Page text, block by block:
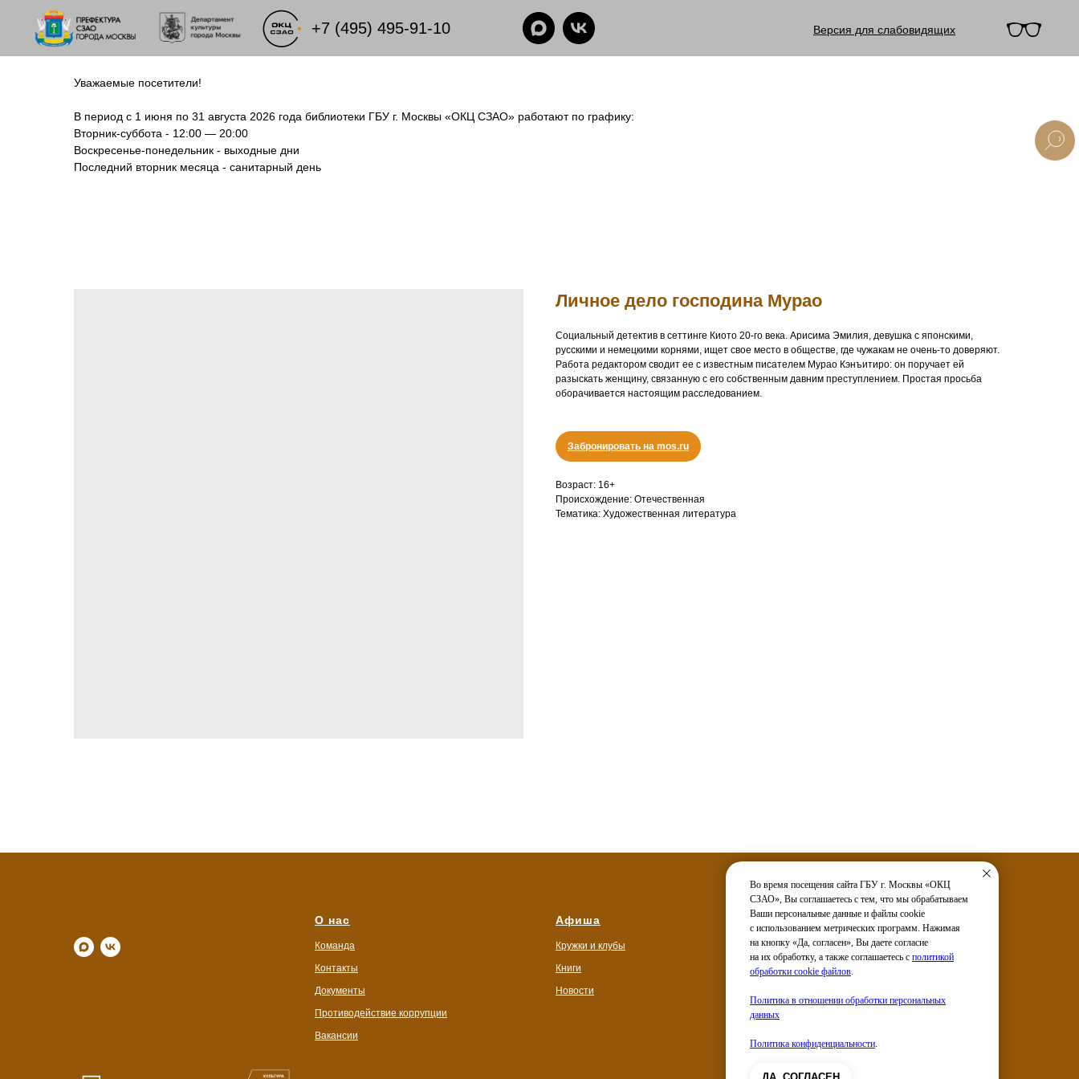
Версия для слабовидящих
+7 (495) 495-91-10
Уважаемые посетители!
В период с 1 июня по 31 августа 2026 года библиотеки ГБУ г. Москвы «ОКЦ СЗАО» работают по графику:
Вторник-суббота - 12:00 — 20:00
Воскресенье-понедельник - выходные дни
Последний вторник месяца - санитарный день
Личное дело господина Мурао
Социальный детектив в сеттинге Киото 20-го века. Арисима Эмилия, девушка с японскими,
русскими и немецкими корнями, ищет свое место в обществе, где чужакам не очень-то доверяют.
Работа редактором сводит ее с известным писателем Мурао Кэнъитиро: он поручает ей
разыскать женщину, связанную с его собственным давним преступлением. Простая просьба
оборачивается настоящим расследованием.
Забронировать на mos.ru
Возраст: 16+
Происхождение: Отечественная
Тематика: Художественная литература
Во время посещения сайта ГБУ г. Москвы «ОКЦ
СЗАО», Вы соглашаетесь с тем, что мы обрабатываем
Ваши персональные данные и файлы cookie
с использованием метрических программ. Нажимая
на кнопку «Да, согласен», Вы даете согласие
на их обработку, а также соглашаетесь с политикой
обработки cookie файлов.
Политика в отношении обработки персональных
данных
Политика конфиденциальности.
О нас
Команда
Контакты
Документы
Противодействие коррупции
Вакансии
Афиша
Кружки и клубы
Книги
Новости
Услуги
Электронные сервисы